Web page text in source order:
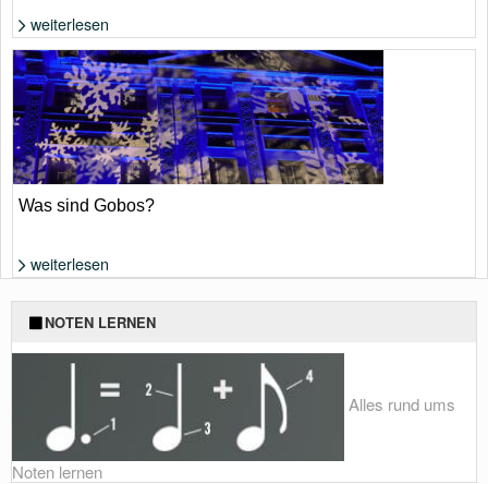
Foto: Shutterstock von TandemBranding
weiterlesen
Was sind Gobos?
weiterlesen
NOTEN LERNEN
Alles rund ums
Noten lernen